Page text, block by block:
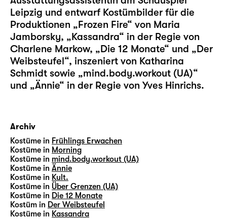
Leipzig und entwarf Kostümbilder für die
Produktionen „Frozen Fire“ von Maria
Jamborsky, „Kassandra“ in der Regie von
Charlene Markow, „Die 12 Monate“ und „Der
Weibsteufel“, inszeniert von Katharina
Schmidt sowie „mind.body.workout (UA)“
und „Ännie“ in der Regie von Yves Hinrichs.
Archiv
Kostüme in Frühlings Erwachen
Kostüme in Morning
Kostüme in mind.body.workout (UA)
Kostüme in Ännie
Kostüme in Kult.
Kostüme in Über Grenzen (UA)
Kostüme in Die 12 Monate
Kostüm in Der Weibsteufel
Kostüme in Kassandra